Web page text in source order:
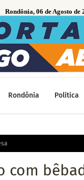
Rondônia, 06 de Agosto de
Rondônia Política
com